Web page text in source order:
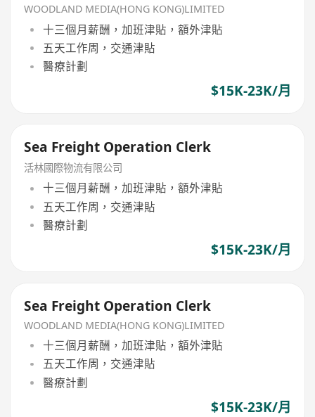
WOODLAND MEDIA(HONG KONG)LIMITED
十三個月薪酬，加班津貼，額外津貼
五天工作周，交通津貼
醫療計劃
$15K-23K/月
Sea Freight Operation Clerk
活林國際物流有限公司
十三個月薪酬，加班津貼，額外津貼
五天工作周，交通津貼
醫療計劃
$15K-23K/月
Sea Freight Operation Clerk
WOODLAND MEDIA(HONG KONG)LIMITED
十三個月薪酬，加班津貼，額外津貼
五天工作周，交通津貼
醫療計劃
$15K-23K/月